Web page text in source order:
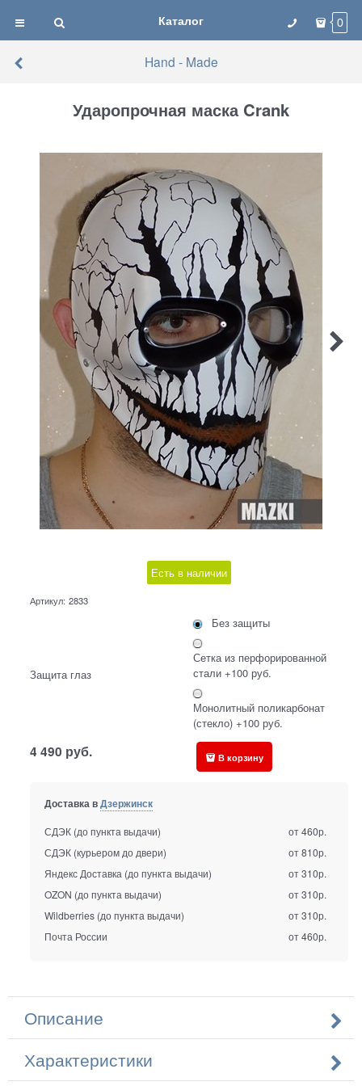
Каталог 0
Hand - Made
Ударопрочная маска Crank
Есть в наличии
Артикул: 2833
Защита глаз
Без защиты
Сетка из перфорированной
стали +100 руб.
Монолитный поликарбонат
(стекло) +100 руб.
4 490 руб. В корзину
Доставка вДзержинск
СДЭК (до пункта выдачи)
от 460р.
СДЭК (курьером до двери)
от 810р.
Яндекс Доставка (до пункта выдачи)
от 310р.
OZON (до пункта выдачи)
от 310р.
Wildberries (до пункта выдачи)
от 310р.
Почта России
от 460р.
Описание
Характеристики